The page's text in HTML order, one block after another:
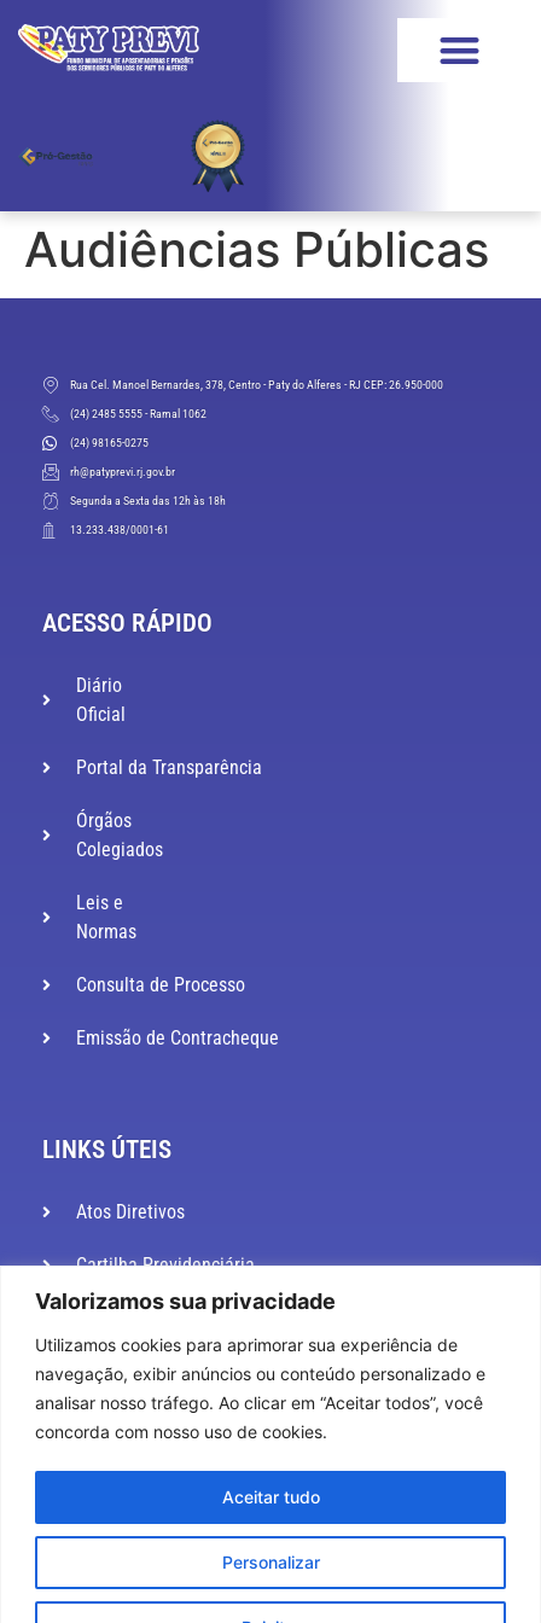
Valorizamos sua privacidade
Utilizamos cookies para aprimorar sua experiência de
navegação, exibir anúncios ou conteúdo personalizado e
analisar nosso tráfego. Ao clicar em “Aceitar todos”, você
concorda com nosso uso de cookies.
Personalizar
Aceitar tudo
Audiências Públicas
Rua Cel. Manoel Bernardes, 378, Centro - Paty do Alferes - RJ CEP: 26.950-000
(24) 2485 5555 - Ramal 1062
(24) 98165-0275
rh@patyprevi.rj.gov.br
Segunda a Sexta das 12h às 18h
13.233.438/0001-61
ACESSO RÁPIDO
Diário
Oficial
Portal da Transparência
Órgãos
Colegiados
Leis e
Normas
Consulta de Processo
Emissão de Contracheque
LINKS ÚTEIS
Atos Diretivos
Cartilha Previdenciária
Consulta CRP e Extrato Previdenciário
E-sic
Educação Previdenciária
Estrutura administrativa
Licitações e Contratos